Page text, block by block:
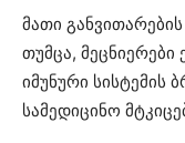
მათი
თუმცა,
იმუნური სისტემის
სამედიცინო